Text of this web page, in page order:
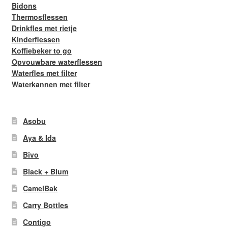
Bidons
Thermosflessen
Drinkfles met rietje
Kinderflessen
Koffiebeker to go
Opvouwbare waterflessen
Waterfles met filter
Waterkannen met filter
Asobu
Aya & Ida
Bivo
Black + Blum
CamelBak
Carry Bottles
Contigo